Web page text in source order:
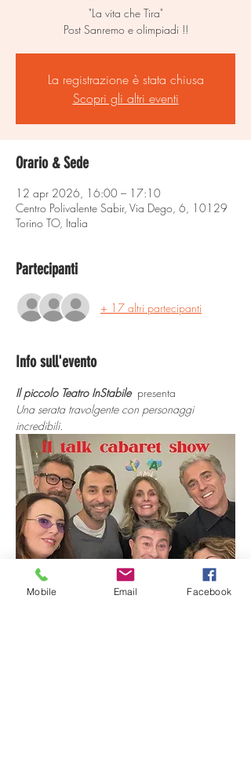
"La vita che Tira"
Post Sanremo e olimpiadi !!
La registrazione è stata chiusa
Scopri gli altri eventi
Orario & Sede
12 apr 2026, 16:00 – 17:10
Centro Polivalente Sabir, Via Dego, 6, 10129
Torino TO, Italia
Partecipanti
+ 17 altri partecipanti
Info sull'evento
Il piccolo Teatro InStabile presenta
Una serata travolgente con personaggi
incredibili.
Mobile Email Facebook